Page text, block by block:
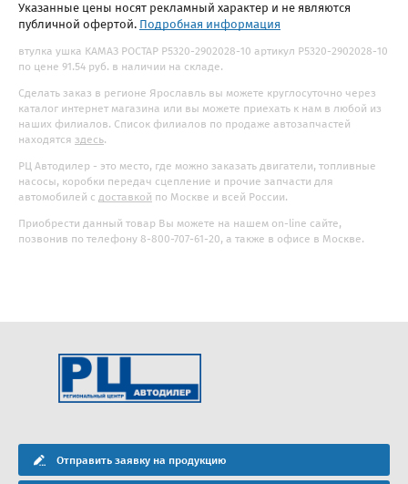
Указанные цены носят рекламный характер и не являются
публичной офертой. Подробная информация
втулка ушка КАМАЗ РОСТАР Р5320-2902028-10 артикул Р5320-2902028-10
по цене 91.54 руб. в наличии на складе.
Сделать заказ в регионе Ярославль вы можете круглосуточно через
каталог интернет магазина или вы можете приехать к нам в любой из
наших филиалов. Список филиалов по продаже автозапчастей
находятся здесь.
РЦ Автодилер - это место, где можно заказать двигатели, топливные
насосы, коробки передач сцепление и прочие запчасти для
автомобилей с доставкой по Москве и всей России.
Приобрести данный товар Вы можете на нашем on-line сайте,
позвонив по телефону 8-800-707-61-20, а также в офисе в Москве.
Отправить заявку на продукцию